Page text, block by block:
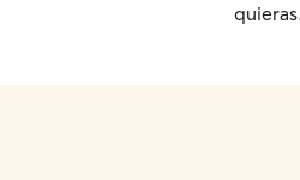
quieras.